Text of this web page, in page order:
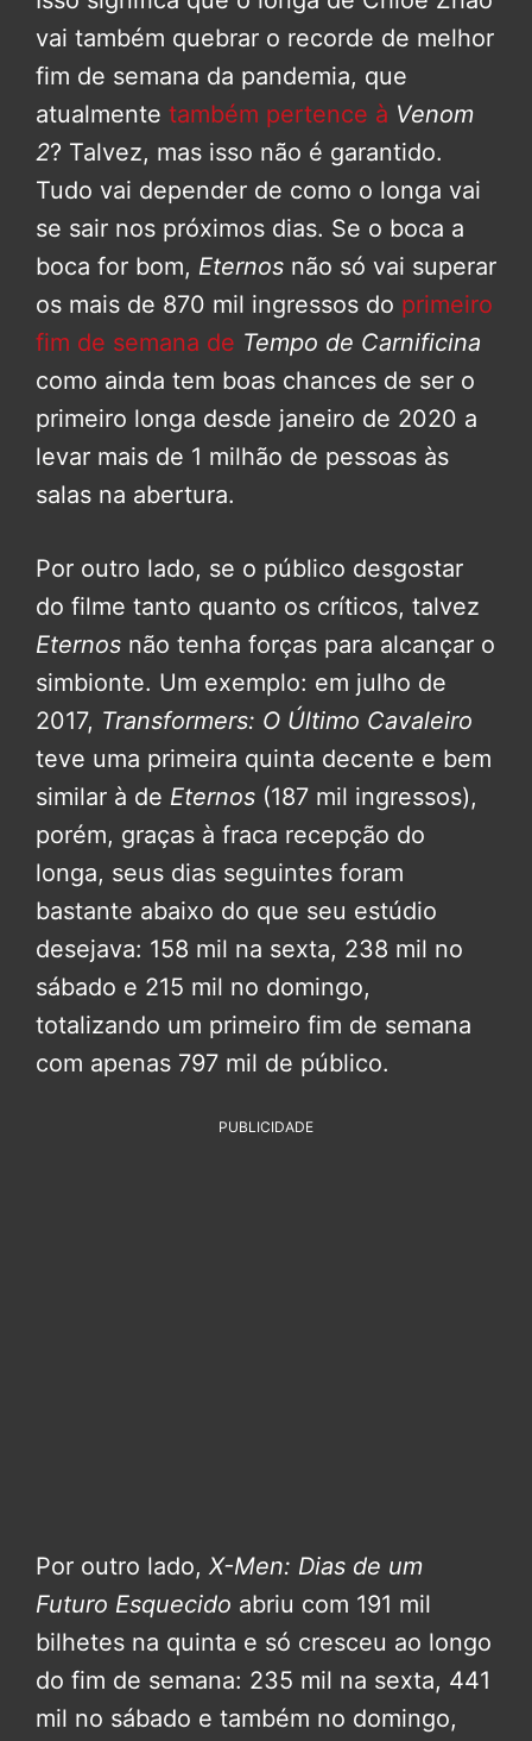
vai também quebrar o recorde de melhor
fim de semana da pandemia, que
atualmente também pertence à Venom
2? Talvez, mas isso não é garantido.
Tudo vai depender de como o longa vai
se sair nos próximos dias. Se o boca a
boca for bom, Eternos não só vai superar
os mais de 870 mil ingressos do primeiro
fim de semana de Tempo de Carnificina
como ainda tem boas chances de ser o
primeiro longa desde janeiro de 2020 a
levar mais de 1 milhão de pessoas às
salas na abertura.
Por outro lado, se o público desgostar
do filme tanto quanto os críticos, talvez
Eternos não tenha forças para alcançar o
simbionte. Um exemplo: em julho de
2017, Transformers: O Último Cavaleiro
teve uma primeira quinta decente e bem
similar à de Eternos (187 mil ingressos),
porém, graças à fraca recepção do
longa, seus dias seguintes foram
bastante abaixo do que seu estúdio
desejava: 158 mil na sexta, 238 mil no
sábado e 215 mil no domingo,
totalizando um primeiro fim de semana
com apenas 797 mil de público.
PUBLICIDADE
Por outro lado, X-Men: Dias de um
Futuro Esquecido abriu com 191 mil
bilhetes na quinta e só cresceu ao longo
do fim de semana: 235 mil na sexta, 441
mil no sábado e também no domingo,